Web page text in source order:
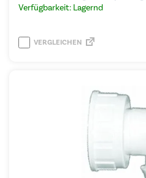
Verfügbarkeit: Lagernd
VERGLEICHEN